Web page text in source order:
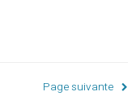
Page suivante